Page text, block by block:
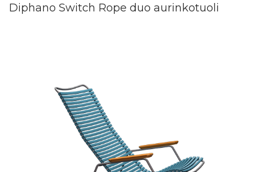
Diphano Switch Rope duo aurinkotuoli